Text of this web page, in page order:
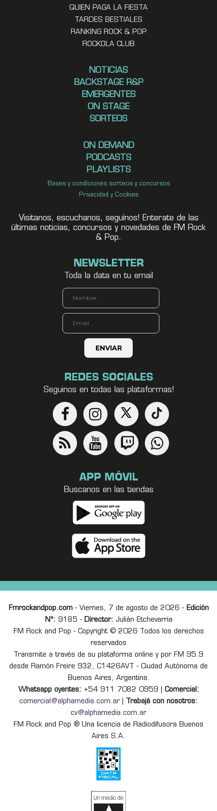
QUIEN PAGA LA FIESTA
TARDES BESTIALES
RANKING ROCK & POP
ROCKOLA CLUB
NOTICIAS
BACKSTAGE R&P
EMERGENTES
ON STAGE
SORTEOS
ON DEMAND
PODCASTS
PLAYLISTS
Bases y condiciones sorteos y concursos
Privacidad y Cookies
Visitanos, escuchanos, seguínos! Enterate de las
últimas noticias, concursos y novedades de FM Rock
& Pop.
NEWSLETTER
Toda la data en tu email
REDES SOCIALES
Seguinos en todas las plataformas!
APP MÓVIL
Buscanos en las tiendas
Fmrockandpop.com- Viernes, 7 de agosto de 2026 - Edición
Nº: 9185 - Director: Julián Etchevarria
FM Rock and Pop - Copyright © 2026 Todos los derechos
reservados
Transmite a través de su plataforma online y por FM 95.9
desde Ramón Freire 932, C1426AVT - Ciudad Autónoma de
Buenos Aires, Argentina.
Whatsapp oyentes: +54 911 7082 0959 | Comercial:
comercial@alphamedia.com.ar
Trabajá con nosotros:
cv@alphamedia.com.ar
FM Rock and Pop ® Una licencia de Radiodifusora Buenos
Aires S.A.